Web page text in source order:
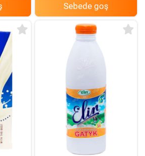
Sebede goş